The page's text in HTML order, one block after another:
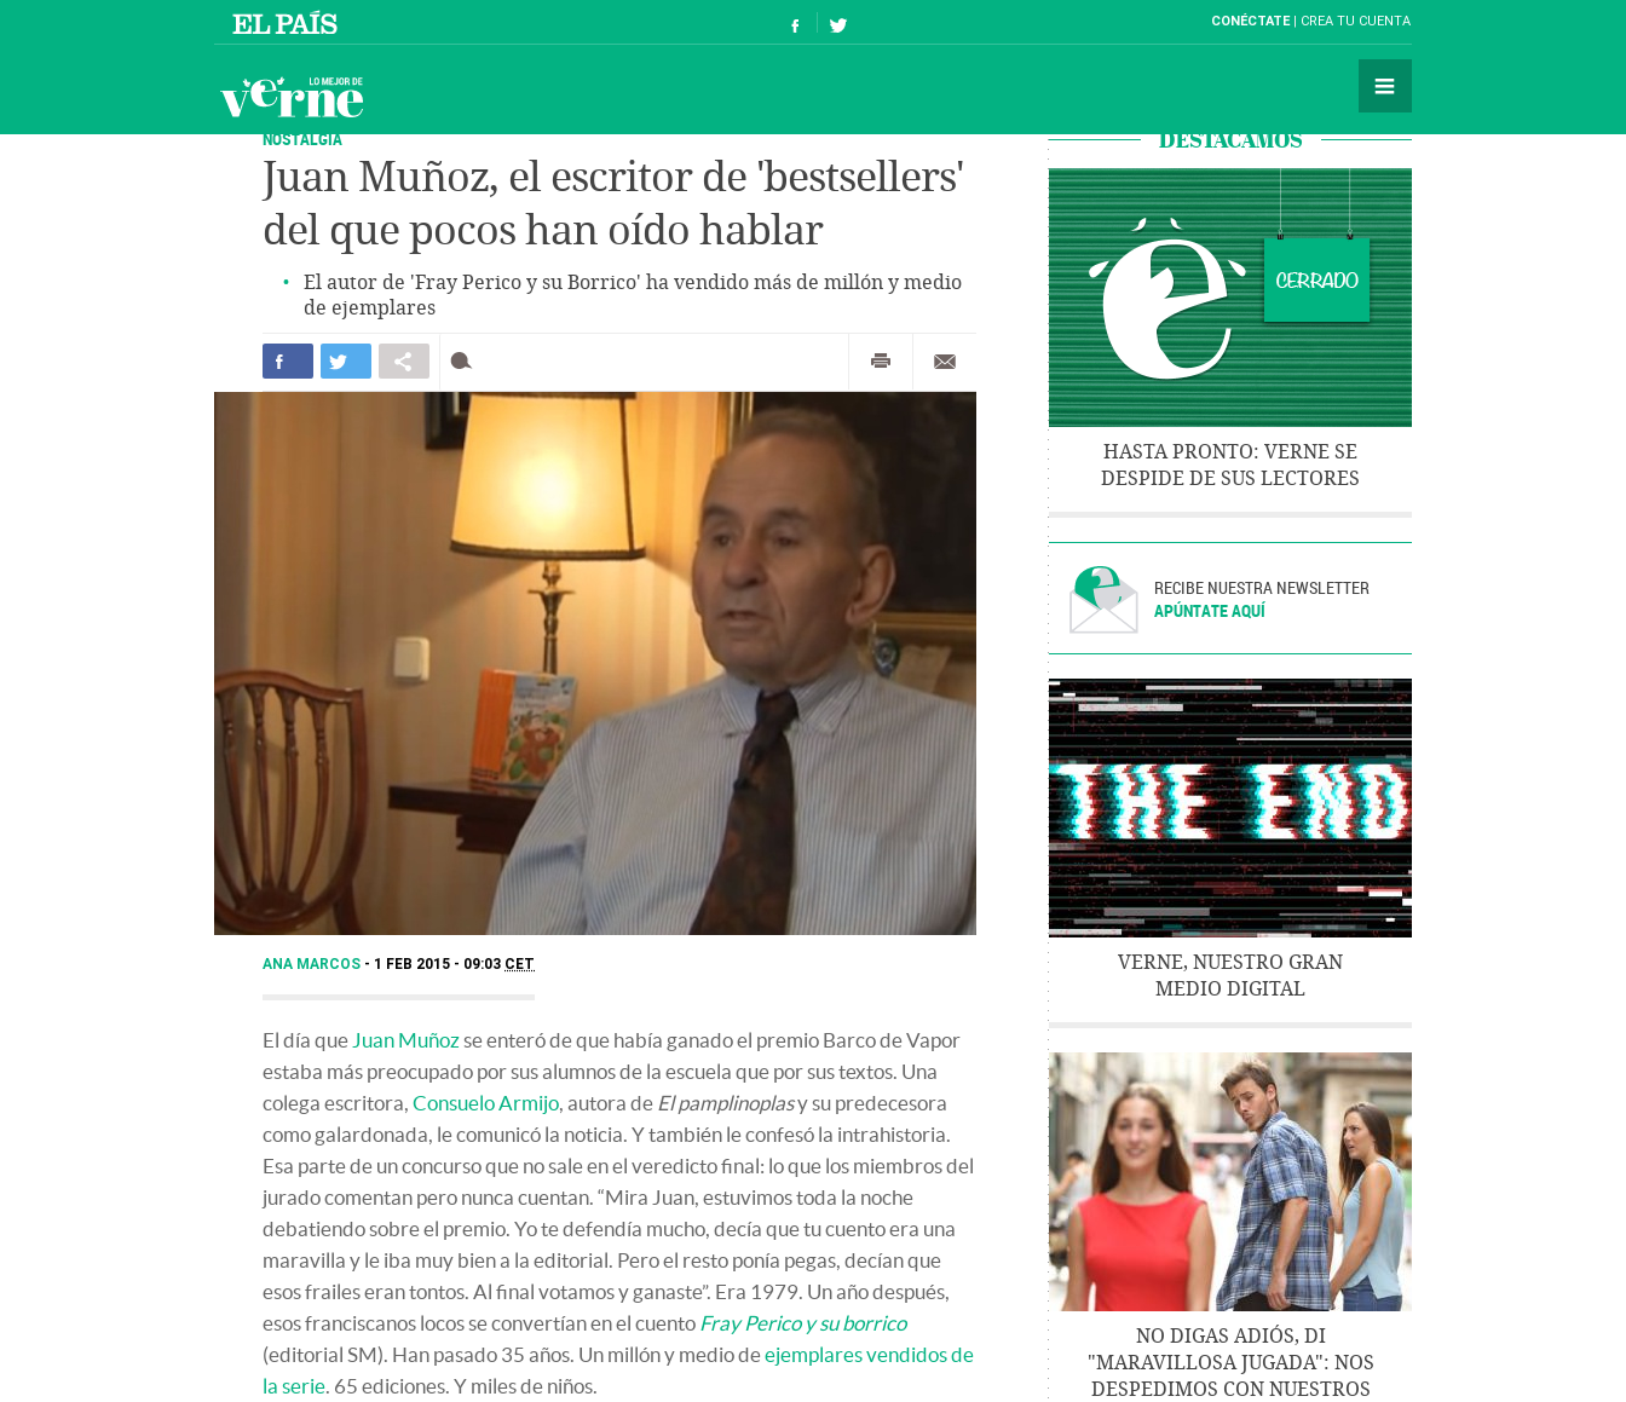
CONÉCTATE CREA TU CUENTA
NOSTALGIA
Juan Muñoz, el escritor de 'bestsellers'
del que pocos han oído hablar
El autor de 'Fray Perico y su Borrico' ha vendido más de millón y medio
de ejemplares
ANA MARCOS 1 FEB 2015 - 09:03 CET
El día que Juan Muñozse enteró de que había ganado el premio Barco de Vapor
estaba más preocupado por sus alumnos de la escuela que por sus textos. Una
colega escritora, Consuelo Armijo, autora de El pamplinoplasy su predecesora
como galardonada, le comunicó la noticia. Y también le confesó la intrahistoria.
Esa parte de un concurso que no sale en el veredicto final: lo que los miembros del
jurado comentan pero nunca cuentan. “Mira Juan, estuvimos toda la noche
debatiendo sobre el premio. Yo te defendía mucho, decía que tu cuento era una
maravilla y le iba muy bien a la editorial. Pero el resto ponía pegas, decían que
esos frailes eran tontos. Al final votamos y ganaste”. Era 1979. Un año después,
esos franciscanos locos se convertían en el cuento Fray Perico y su borrico
(editorial SM). Han pasado 35 años. Un millón y medio deejemplares vendidos de
la serie. 65 ediciones. Y miles de niños.
DESTACAMOS
HASTA PRONTO: VERNE SE
DESPIDE DE SUS LECTORES
RECIBE NUESTRA NEWSLETTER
APÚNTATE AQUÍ
VERNE, NUESTRO GRAN
MEDIO DIGITAL
NO DIGAS ADIÓS, DI
"MARAVILLOSA JUGADA": NOS
DESPEDIMOS CON NUESTROS